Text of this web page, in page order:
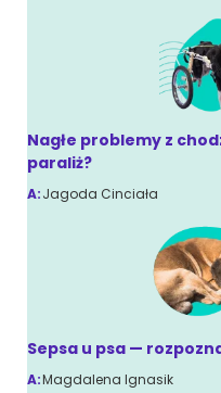
Nagłe problemy z
paraliż?
A:Jagoda Cinciała
Sepsa u psa —
A:Magdalena Ignasik